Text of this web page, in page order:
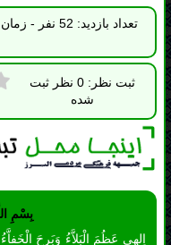
بِسْمِ
اِلهى عَظُمَ الْبَلاَّءُ وَبَرِحَ
الاْرْضُ وَمُنِعَتِ السَّماَّءُ واَنْتَ
فِى الشِّدَّةِ وَالرَّخاَّءِ اَللّهُمَّ
عاجِلاً قَريباً كَلَمْحِ الْبَصَرِ
اِكْفِيانى فَاِنَّكُما كافِيانِ